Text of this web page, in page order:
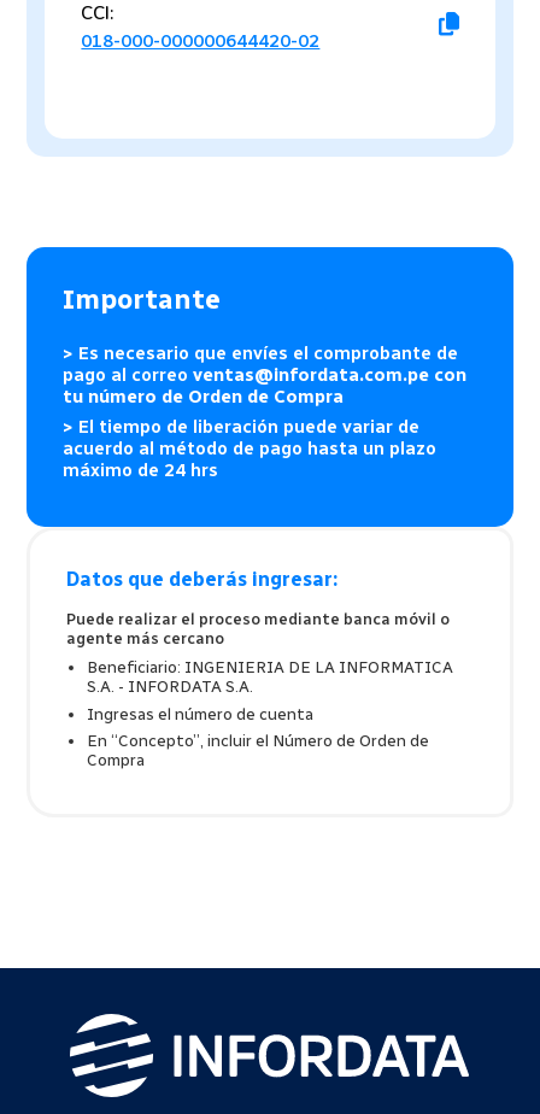
CCI:
018-000-000000644420-02
Importante
> Es necesario que envíes el comprobante de
pago al correoventas@infordata.com.pe con
tu número de Orden de Compra
> El tiempo de liberación puede variar de
acuerdo al método de pago hasta un plazo
máximo de 24 hrs
Datos que deberás ingresar:
Puede realizar el proceso mediante banca móvil o
agente más cercano
Beneficiario: INGENIERIA DE LA INFORMATICA
S.A. - INFORDATA S.A.
Ingresas el número de cuenta
En “Concepto”, incluir el Número de Orden de
Compra